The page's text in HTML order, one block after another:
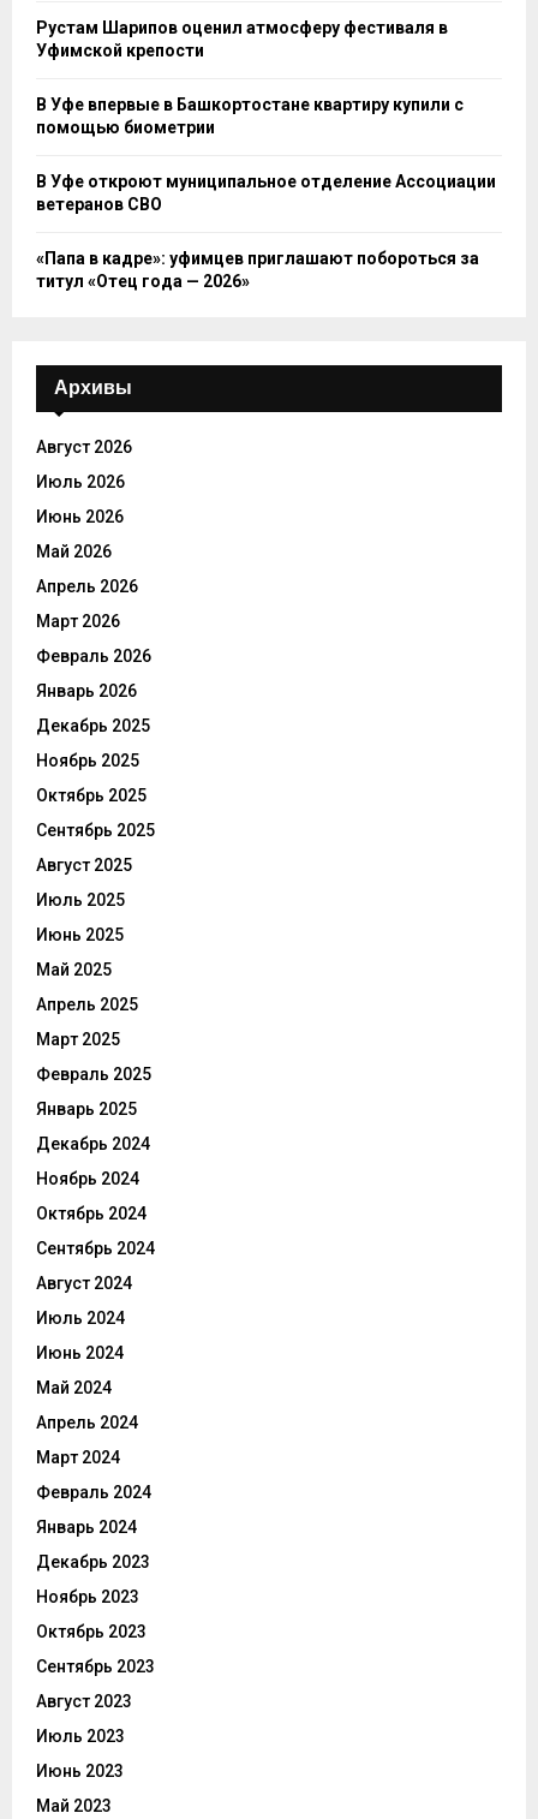
Рустам Шарипов оценил атмосферу фестиваля в
Уфимской крепости
В Уфе впервые в Башкортостане квартиру купили с
помощью биометрии
В Уфе откроют муниципальное отделение Ассоциации
ветеранов СВО
«Папа в кадре»: уфимцев приглашают побороться за
титул «Отец года — 2026»
Архивы
Август 2026
Июль 2026
Июнь 2026
Май 2026
Апрель 2026
Март 2026
Февраль 2026
Январь 2026
Декабрь 2025
Ноябрь 2025
Октябрь 2025
Сентябрь 2025
Август 2025
Июль 2025
Июнь 2025
Май 2025
Апрель 2025
Март 2025
Февраль 2025
Январь 2025
Декабрь 2024
Ноябрь 2024
Октябрь 2024
Сентябрь 2024
Август 2024
Июль 2024
Июнь 2024
Май 2024
Апрель 2024
Март 2024
Февраль 2024
Январь 2024
Декабрь 2023
Ноябрь 2023
Октябрь 2023
Сентябрь 2023
Август 2023
Июль 2023
Июнь 2023
Май 2023